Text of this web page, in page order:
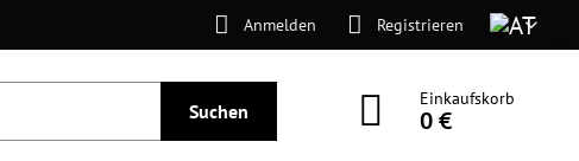
Anmelden Registrieren
Suchen
Einkaufskorb
0 €